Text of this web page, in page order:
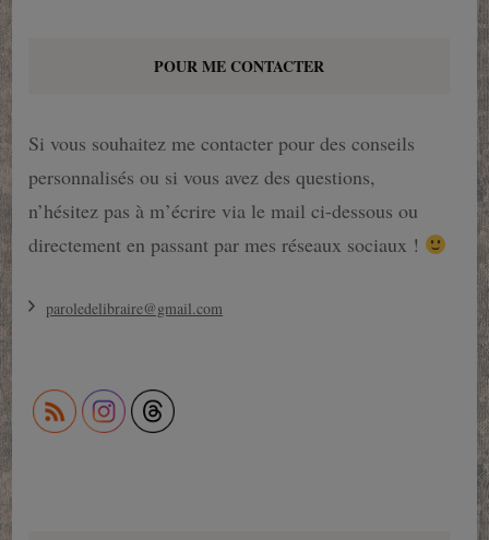
POUR ME CONTACTER
Si vous souhaitez me contacter pour des conseils
personnalisés ou si vous avez des questions,
n’hésitez pas à m’écrire via le mail ci-dessous ou
directement en passant par mes réseaux sociaux !
paroledelibraire@gmail.com